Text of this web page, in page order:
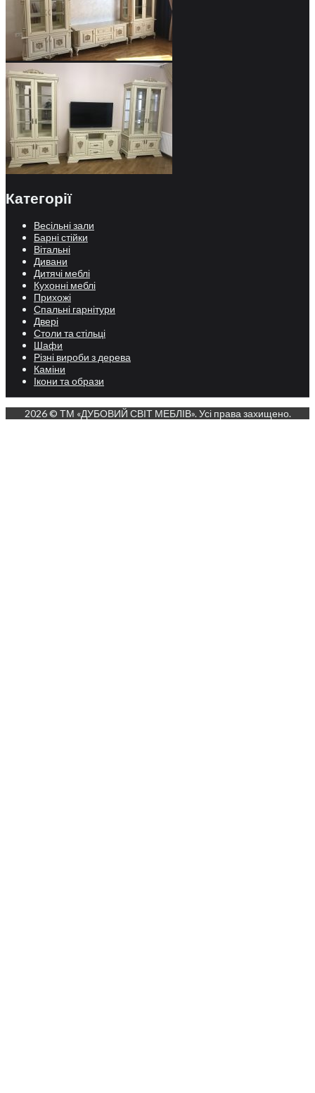
Категорії
Весільні зали
Барні стійки
Вітальні
Дивани
Дитячі меблі
Кухонні меблі
Прихожі
Спальні гарнітури
Двері
Столи та стільці
Шафи
Різні вироби з дерева
Каміни
Ікони та образи
2026 © ТМ «ДУБОВИЙ СВІТ МЕБЛІВ». Усі права захищено.